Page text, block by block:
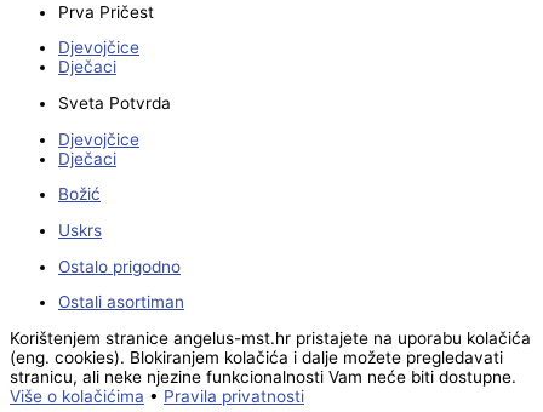
Prva Pričest
Djevojčice
Dječaci
Sveta Potvrda
Djevojčice
Dječaci
Božić
Uskrs
Ostalo prigodno
Ostali asortiman
Korištenjem stranice angelus-mst.hr pristajete na uporabu kolačića
(eng. cookies). Blokiranjem kolačića i dalje možete pregledavati
stranicu, ali neke njezine funkcionalnosti Vam neće biti dostupne.
Više o kolačićima • Pravila privatnosti